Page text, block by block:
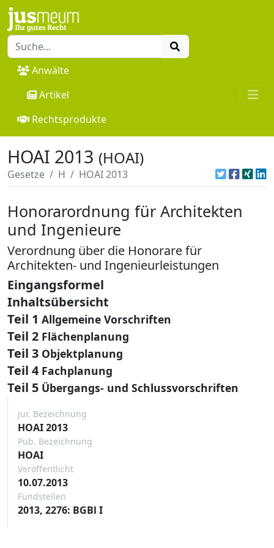
Anwälte
Artikel
Rechtsprodukte
HOAI 2013 (HOAI)
Gesetze H HOAI 2013
Honorarordnung für Architekten
und Ingenieure
Verordnung über die Honorare für
Architekten- und Ingenieurleistungen
Eingangsformel
Inhaltsübersicht
Teil 1 Allgemeine Vorschriften
Teil 2 Flächenplanung
Teil 3 Objektplanung
Teil 4 Fachplanung
Teil 5 Übergangs- und Schlussvorschriften
Jur. Bezeichnung
HOAI 2013
Pub. Bezeichnung
HOAI
Veröffentlicht
10.07.2013
Fundstellen
2013, 2276: BGBl I